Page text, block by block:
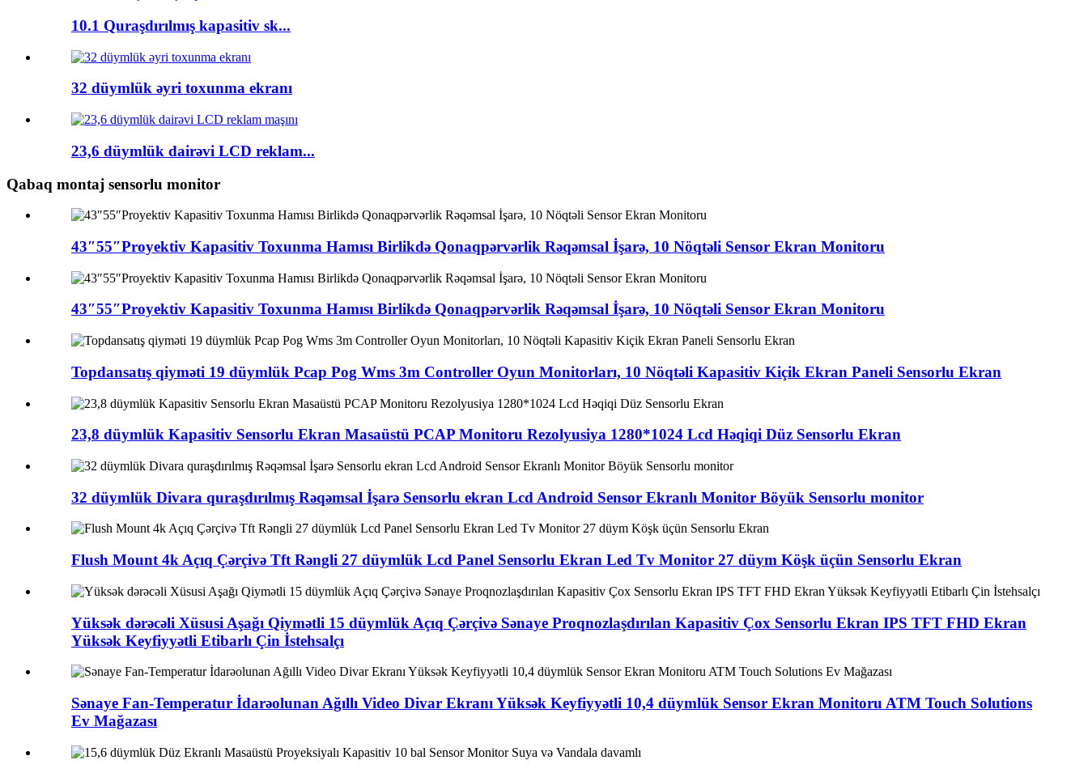
10.1 Quraşdırılmış kapasitiv sk...
32 düymlük əyri toxunma ekranı
23,6 düymlük dairəvi LCD reklam...
Qabaq montaj sensorlu monitor
43″55″Proyektiv Kapasitiv Toxunma Hamısı Birlikdə Qonaqpərvərlik Rəqəmsal İşarə, 10 Nöqtəli Sensor Ekran Monitoru
43″55″Proyektiv Kapasitiv Toxunma Hamısı Birlikdə Qonaqpərvərlik Rəqəmsal İşarə, 10 Nöqtəli Sensor Ekran Monitoru
Topdansatış qiyməti 19 düymlük Pcap Pog Wms 3m Controller Oyun Monitorları, 10 Nöqtəli Kapasitiv Kiçik Ekran Paneli Sensorlu Ekran
23,8 düymlük Kapasitiv Sensorlu Ekran Masaüstü PCAP Monitoru Rezolyusiya 1280*1024 Lcd Həqiqi Düz Sensorlu Ekran
32 düymlük Divara quraşdırılmış Rəqəmsal İşarə Sensorlu ekran Lcd Android Sensor Ekranlı Monitor Böyük Sensorlu monitor
Flush Mount 4k Açıq Çərçivə Tft Rəngli 27 düymlük Lcd Panel Sensorlu Ekran Led Tv Monitor 27 düym Köşk üçün Sensorlu Ekran
Yüksək dərəcəli Xüsusi Aşağı Qiymətli 15 düymlük Açıq Çərçivə Sənaye Proqnozlaşdırılan Kapasitiv Çox Sensorlu Ekran IPS TFT FHD Ekran
Yüksək Keyfiyyətli Etibarlı Çin İstehsalçı
Sənaye Fan-Temperatur İdarəolunan Ağıllı Video Divar Ekranı Yüksək Keyfiyyətli 10,4 düymlük Sensor Ekran Monitoru ATM Touch Solutions
Ev Mağazası